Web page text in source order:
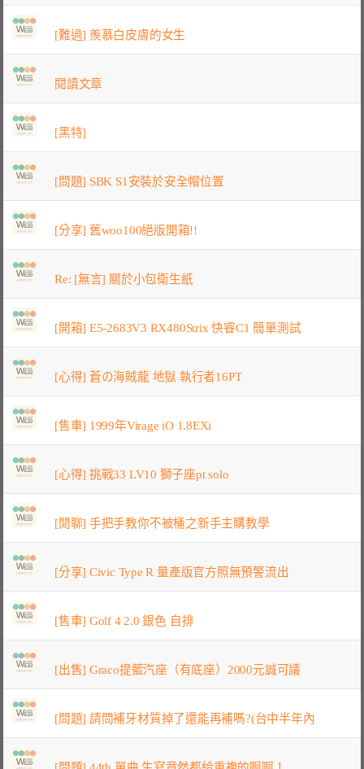
[難過] 羨慕白皮膚的女生
閱讀文章
[黑特]
[問題] SBK S1安裝於安全帽位置
[分享] 舊woo100絕版開箱!!
Re: [無言] 關於小包衛生紙
[開箱] E5-2683V3 RX480Strix 快睿C1 簡單測試
[心得] 蒼の海賊龍 地獄 執行者16PT
[售車] 1999年Virage iO 1.8EXi
[心得] 挑戰33 LV10 獅子座pt solo
[閒聊] 手把手教你不被桶之新手主購教學
[分享] Civic Type R 量產版官方照無預警流出
[售車] Golf 4 2.0 銀色 自排
[出售] Graco提籃汽座（有底座）2000元誠可議
[問題] 請問補牙材質掉了還能再補嗎?(台中半年內